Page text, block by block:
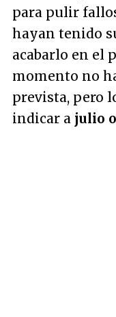
para pulir
hayan tenido
acabarlo en el
momento no
prevista, pero
indicar a julio